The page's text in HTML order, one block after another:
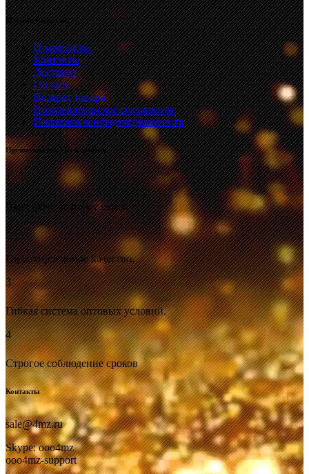
Интернет-магазин
О компании
Контакты
Доставка
Оплата
Возврат товара
Пользовательское соглашение
Политика конфиденциальности
Преимущества для клиентов
1
Выгодные оптовые цены.
2
Гарантированное качество.
3
Гибкая система оптовых условий.
4
Строгое соблюдение сроков
Контакты
sale@4mz.ru
Skype: ooo4mz
ooo4mz-support